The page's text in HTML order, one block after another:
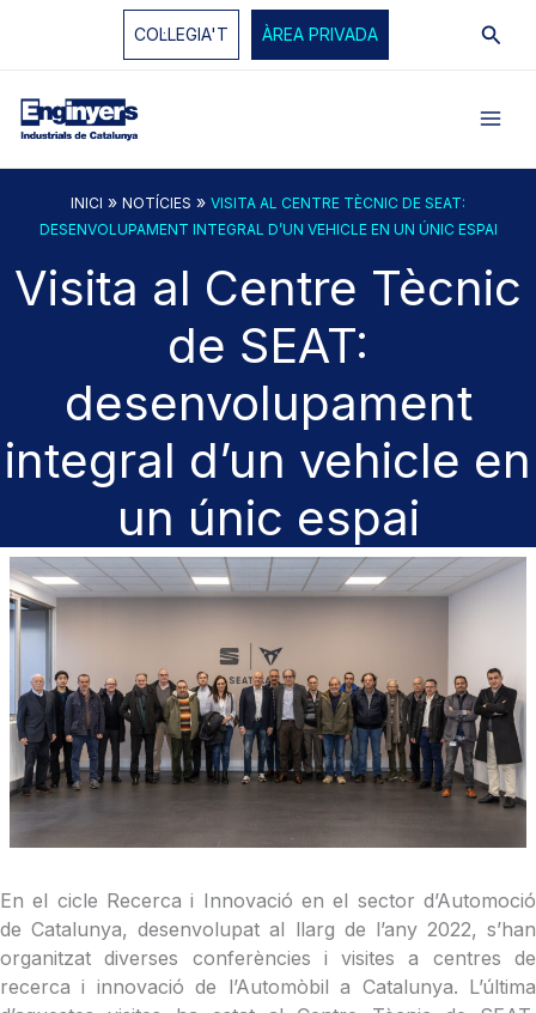
COL·LEGIA'T ÀREA PRIVADA
INICI » NOTÍCIES » VISITA AL CENTRE TÈCNIC DE SEAT:
DESENVOLUPAMENT INTEGRAL D’UN VEHICLE EN UN ÚNIC ESPAI
Visita al Centre Tècnic
de SEAT:
desenvolupament
integral d’un vehicle en
un únic espai
En el cicle Recerca i Innovació en el sector d’Automoció
de Catalunya, desenvolupat al llarg de l’any 2022, s’han
organitzat diverses conferències i visites a centres de
recerca i innovació de l’Automòbil a Catalunya. L’última